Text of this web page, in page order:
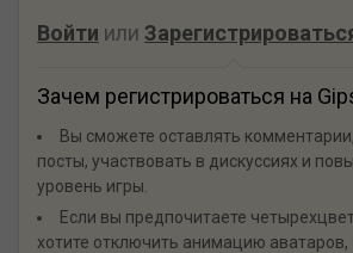
Войти или
Зачем регистрироваться на
Вы сможете оставлять
посты, участвовать в дискуссиях и
уровень игры.
Если вы предпочитаете
хотите отключить анимацию